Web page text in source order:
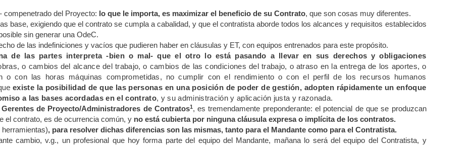
compenetrado del Proyecto: lo que le importa, es maximizar el beneficio de su Contrato, que son cosas muy diferentes.
base, exigiendo que el contrato se cumpla a cabalidad, y que el contratista aborde todos los alcances y requisitos establecidos
sin generar una OdeC.
de las indefiniciones y vacíos que pudieren haber en cláusulas y ET, con equipos entrenados para este propósito.
de las partes interpreta -bien o mal- que el otro lo está pasando a llevar en sus derechos y obligaciones
o cambios del alcance del trabajo, o cambios de las condiciones del trabajo, o atraso en la entrega de los aportes, o
o con las horas máquinas comprometidas, no cumplir con el rendimiento o con el perfil de los recursos humanos
existe la posibilidad de que las personas en una posición de poder de gestión, adopten rápidamente un enfoque
a las bases acordadas en el contrato, y su administración y aplicación justa y razonada.
de Proyecto/Administradores de Contratos1,es tremendamente preponderante: el potencial de que se produzcan
el contrato, es de ocurrencia común, y no está cubierta por ninguna cláusula expresa o implícita de los contratos.
, para resolver dichas diferencias son las mismas, tanto para el Mandante como para el Contratista.
cambio, v.g., un profesional que hoy forma parte del equipo del Mandante, mañana lo será del equipo del Contratista, y